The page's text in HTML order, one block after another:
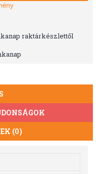
raktárkészlettől
(0)